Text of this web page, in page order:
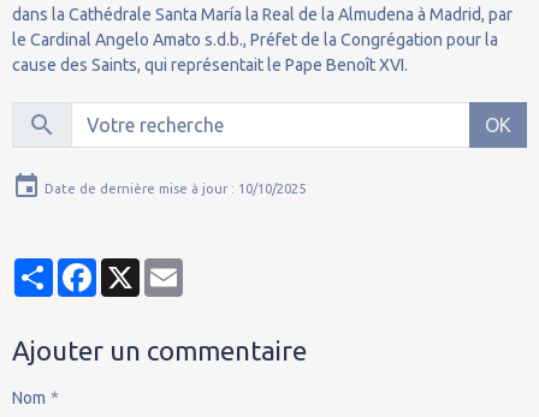
dans la Cathédrale Santa María la Real de la Almudena à Madrid, par
le Cardinal Angelo Amato s.d.b., Préfet de la Congrégation pour la
cause des Saints, qui représentait le Pape Benoît XVI.
OK
Date de dernière mise à jour : 10/10/2025
PartagerFacebook
X
Ajouter un commentaire
Nom